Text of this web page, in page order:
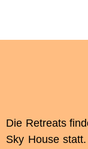
Die Retreats
Sky House